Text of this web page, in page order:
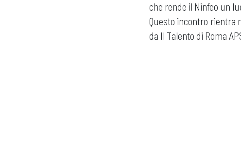
che rende il Ninfeo un
Questo incontro rientra
da Il Talento di Roma